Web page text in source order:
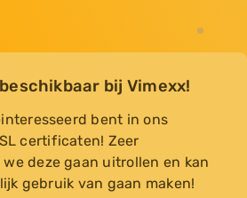
bij Vimexx!
bent in ons
certificaten! Zeer
deze gaan uitrollen en kan
gebruik van gaan maken!